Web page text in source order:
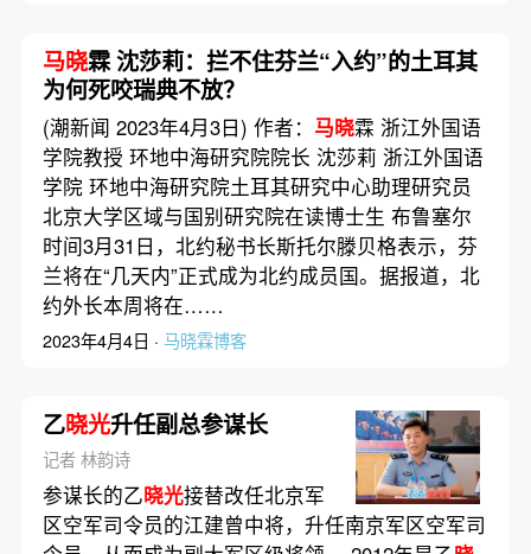
马晓霖 沈莎莉：拦不住芬兰“入约”的土耳其
为何死咬瑞典不放？
(潮新闻 2023年4月3日) 作者： 马晓霖 浙江外国语
学院教授 环地中海研究院院长 沈莎莉 浙江外国语
学院 环地中海研究院土耳其研究中心助理研究员
北京大学区域与国别研究院在读博士生 布鲁塞尔
时间3月31日，北约秘书长斯托尔滕贝格表示，芬
兰将在“几天内”正式成为北约成员国。据报道，北
约外长本周将在……
2023年4月4日 · 马晓霖博客
乙晓光升任副总参谋长
记者 林韵诗
参谋长的乙晓光接替改任北京军
区空军司令员的江建曾中将，升任南京军区空军司